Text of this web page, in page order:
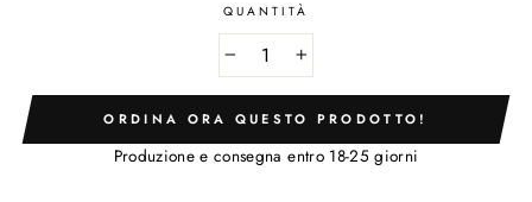
QUANTITÀ
ORDINA ORA QUESTO PRODOTTO!
Produzione e consegna entro 18-25 giorni